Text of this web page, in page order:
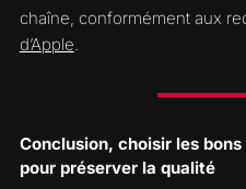
chaîne, conformément aux
d’Apple
Conclusion, choisir les
pour préserver la qualité